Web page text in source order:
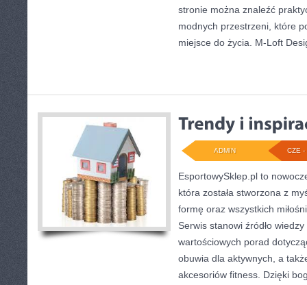
stronie można znaleźć
modnych przestrzeni, które
miejsce do życia. M-Loft
CZE -
ADMIN
EsportowySklep.pl to
która została stworzona z
formę oraz wszystkich
Serwis stanowi źródło
wartościowych porad
obuwia dla aktywnych, a
akcesoriów fitness. Dzięki